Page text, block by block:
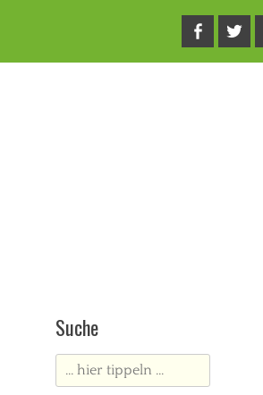
Suche
Suche
nach: